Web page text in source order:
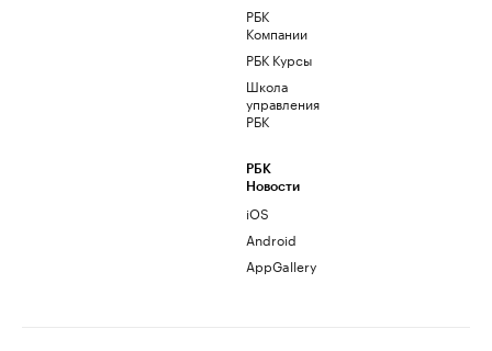
РБК
Компании
РБК Курсы
Школа
управления
РБК
РБК
Новости
iOS
Android
AppGallery